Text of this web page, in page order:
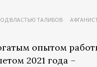
ВЛАСТЬЮ ТАЛИБОВ
опытом
2021 года –